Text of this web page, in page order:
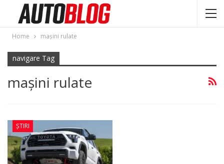
Home maşini rulate
navigare Tag
maşini rulate
ȘTIRI